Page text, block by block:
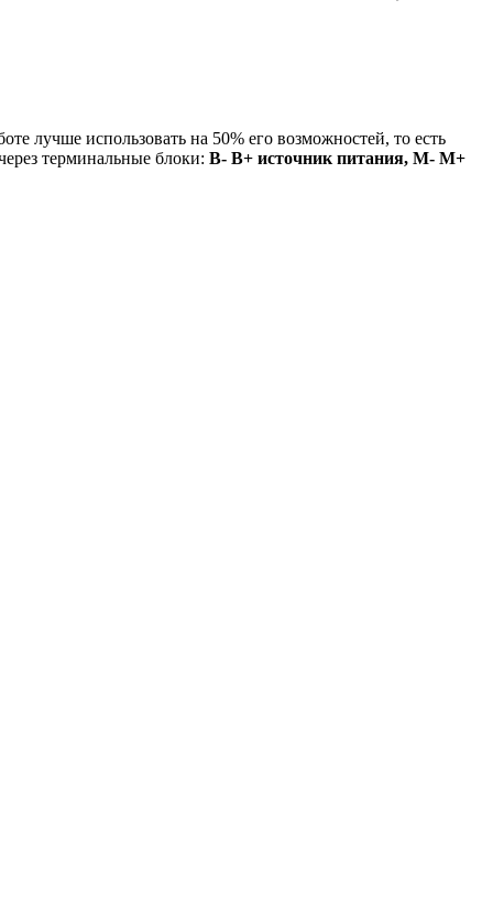
лучше использовать на 50% его возможностей, то есть
терминальные блоки: В- В+ источник питания, М- М+